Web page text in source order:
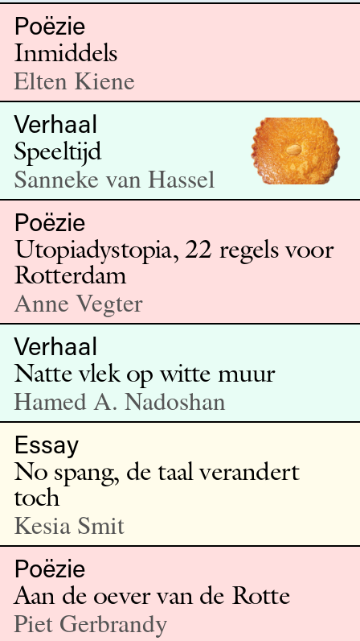
Poëzie
Inmiddels
Elten Kiene
Verhaal
Speeltijd
Sanneke van Hassel
Poëzie
Utopiadystopia, 22 regels voor
Rotterdam
Anne Vegter
Verhaal
Natte vlek op witte muur
Hamed A. Nadoshan
Essay
No spang, de taal verandert
toch
Kesia Smit
Poëzie
Aan de oever van de Rotte
Piet Gerbrandy